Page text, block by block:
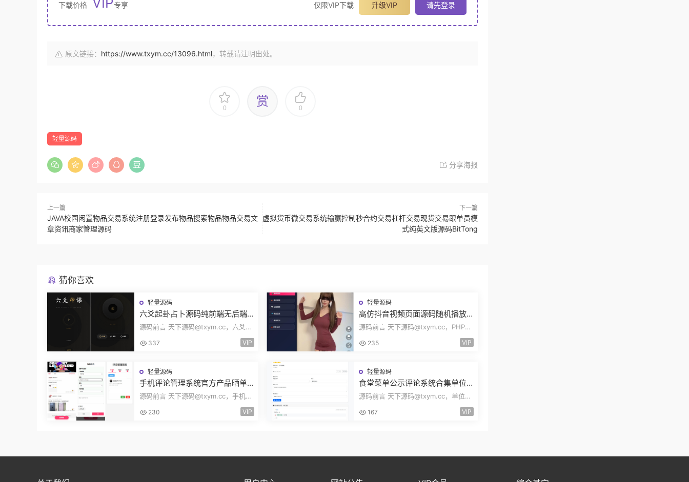
下载价格 专享 仅限VIP下载 升级VIP 请先登录
原文链接： https://www.txym.cc/13096.html，转载请注明出处。
0 赏 0
轻量源码
分享海报
上一篇
JAVA校园闲置物品交易系统注册登录发布物品搜索物品物品交易文
章资讯商家管理源码
下一篇
虚拟货币微交易系统输赢控制秒合约交易杠杆交易现货交易跟单员模
式纯英文版源码BitTong
猜你喜欢
轻量源码
六爻起卦占卜源码纯前端无后端
图文解析爻位图解指定卦式自动
排盘自适应Node源码
源码前言 天下源码@txym.cc，六爻起
卦工具源码，大小32.1K，1个压缩文
件，解压以...
337 VIP
轻量源码
高仿抖音视频页面源码随机播放
滑动观看侧栏切换美女小姐姐才
艺表演自适应PHP源码
源码前言 天下源码@txym.cc，PHP仿
抖音视频播放自适应页面，可二开为随
机美女小姐...
235 VIP
轻量源码
手机评论管理系统官方产品晒单
平台中奖秀晒图秀体验秀互动秀
买家在线评论晒单源码
源码前言 天下源码@txym.cc，手机评
论管理系统中奖秀晒图秀源码，自带文
档README....
230 VIP
轻量源码
食堂菜单公示评论系统合集单位
食谱每日展示菜单管理数据统计
饭店餐厅菜谱评论Node源码
源码前言 天下源码@txym.cc，单位餐
厅食谱菜单公示带评论系统，自带文档
README.md...
167 VIP